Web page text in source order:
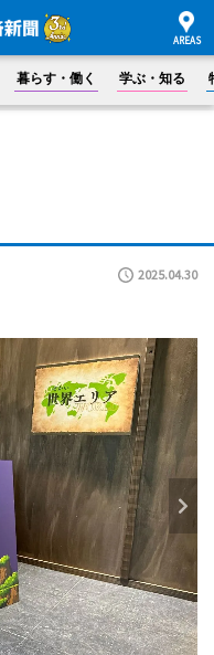
暮らす・働く 学ぶ・知る
2025.04.30